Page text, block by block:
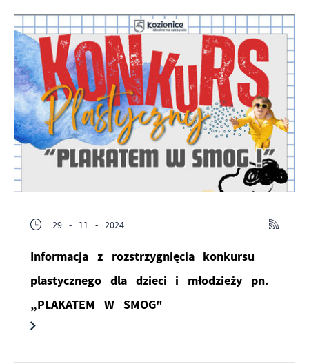
29 - 11 - 2024
Informacja z rozstrzygnięcia konkursu
plastycznego dla dzieci i młodzieży pn.
„PLAKATEM W SMOG"